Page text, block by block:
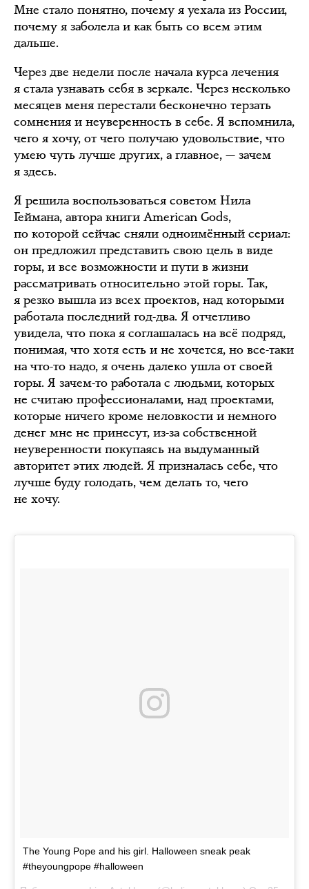
Мне стало понятно, почему я уехала из России,
почему я заболела и как быть со всем этим
дальше.
Через две недели после начала курса лечения
я стала узнавать себя в зеркале. Через несколько
месяцев меня перестали бесконечно терзать
сомнения и неуверенность в себе. Я вспомнила,
чего я хочу, от чего получаю удовольствие, что
умею чуть лучше других, а главное, — зачем
я здесь.
Я решила воспользоваться советом Нила
Геймана, автора книги American Gods,
по которой сейчас сняли одноимённый сериал:
он предложил представить свою цель в виде
горы, и все возможности и пути в жизни
рассматривать относительно этой горы. Так,
я резко вышла из всех проектов, над которыми
работала последний год-два. Я отчетливо
увидела, что пока я соглашалась на всё подряд,
понимая, что хотя есть и не хочется, но все-таки
на что-то надо, я очень далеко ушла от своей
горы. Я зачем-то работала с людьми, которых
не считаю профессионалами, над проектами,
которые ничего кроме неловкости и немного
денег мне не принесут, из-за собственной
неуверенности покупаясь на выдуманный
авторитет этих людей. Я призналась себе, что
лучше буду голодать, чем делать то, чего
не хочу.
The Young Pope and his girl. Halloween sneak peak
#theyoungpope #halloween